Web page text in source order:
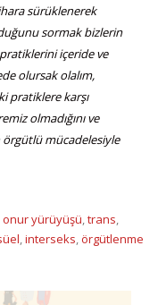
sürüklenerek
sormak bizlerin
içeride ve
olursak olalım,
pratiklere karşı
olmadığını ve
mücadelesiyle
onur yürüyüşü,trans,
,interseks,örgütlenme